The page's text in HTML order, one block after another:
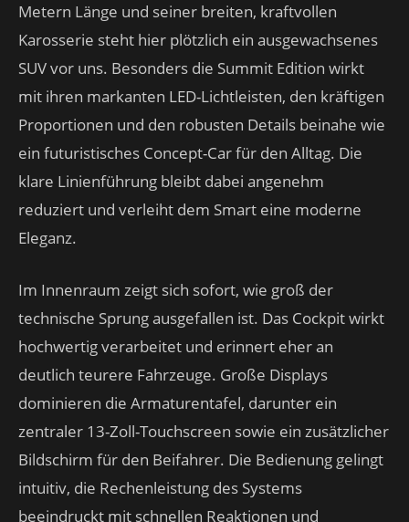
Metern Länge und seiner breiten, kraftvollen
Karosserie steht hier plötzlich ein ausgewachsenes
SUV vor uns. Besonders die Summit Edition wirkt
mit ihren markanten LED-Lichtleisten, den kräftigen
Proportionen und den robusten Details beinahe wie
ein futuristisches Concept-Car für den Alltag. Die
klare Linienführung bleibt dabei angenehm
reduziert und verleiht dem Smart eine moderne
Eleganz.
Im Innenraum zeigt sich sofort, wie groß der
technische Sprung ausgefallen ist. Das Cockpit wirkt
hochwertig verarbeitet und erinnert eher an
deutlich teurere Fahrzeuge. Große Displays
dominieren die Armaturentafel, darunter ein
zentraler 13-Zoll-Touchscreen sowie ein zusätzlicher
Bildschirm für den Beifahrer. Die Bedienung gelingt
intuitiv, die Rechenleistung des Systems
beeindruckt mit schnellen Reaktionen und